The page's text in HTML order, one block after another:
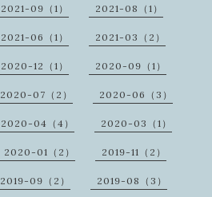
2021-09（1） 2021-08（1）
2021-06（1） 2021-03（2）
2020-12（1） 2020-09（1）
2020-07（2） 2020-06（3）
2020-04（4） 2020-03（1）
2020-01（2） 2019-11（2）
2019-09（2） 2019-08（3）